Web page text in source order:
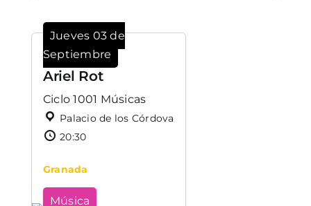
Jueves 03 de
Septiembre
Ariel Rot
Ciclo 1001 Músicas
Palacio de los Córdova
20:30
Granada
Música